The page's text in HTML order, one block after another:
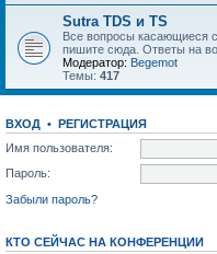
Sutra TDS и TS
Все вопросы касающиеся
пишите сюда. Ответы на
Модератор: Begemot
Темы: 417
ВХОД • РЕГИСТРАЦИЯ
Имя пользователя:
Пароль:
Забыли пароль?
КТО СЕЙЧАС НА КОНФЕРЕНЦИИ